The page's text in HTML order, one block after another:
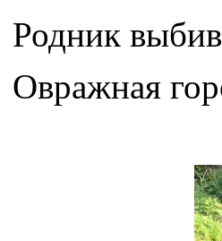
Родник
Овражная